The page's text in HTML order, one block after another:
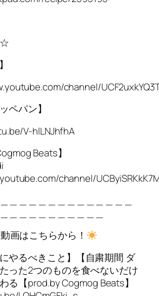
☆
channel/
ペパン】
V-hlLNJhfhA
Beats】
channel/
画はこちらから！
やるべきこと】【自粛期間 ダ
った2つのものを食べないだけ
る【prod.by Cogmog Beats】